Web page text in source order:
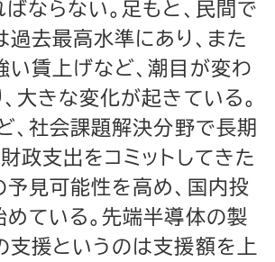
ならない。足もと、民間で
過去最高水準にあり、また
い賃上げなど、潮目が変わ
大きな変化が起きている。
、社会課題解決分野で長期
政支出をコミットしてきた
予見可能性を高め、国内投
めている。先端半導体の製
支援というのは支援額を上